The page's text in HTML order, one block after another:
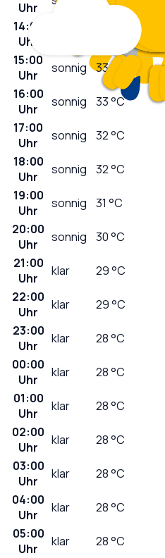
Uhr
14:00
Uhr
15:00
Uhr
sonnig 33°C
16:00
Uhr
sonnig 33°C
17:00
Uhr
sonnig 32°C
18:00
Uhr
sonnig 32°C
19:00
Uhr
sonnig 31 °C
20:00
Uhr
sonnig 30°C
21:00
Uhr
klar 29°C
22:00
Uhr
klar 29°C
23:00
Uhr
klar 28°C
00:00
Uhr
klar 28°C
01:00
Uhr
klar 28°C
02:00
Uhr
klar 28°C
03:00
Uhr
klar 28°C
04:00
Uhr
klar 28°C
05:00
Uhr
klar 28°C